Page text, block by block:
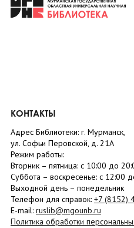
КОНТАКТЫ
Адрес Библиотеки: г. Мурманск,
ул. Софьи Перовской, д. 21А
Режим работы:
Вторник – пятница: с 10:00 до
Суббота – воскресенье: c 12:00
Выходной день – понедельник
Телефон для справок: +7 (8152)
E-mail: ruslib@mgounb.ru
Политика обработки